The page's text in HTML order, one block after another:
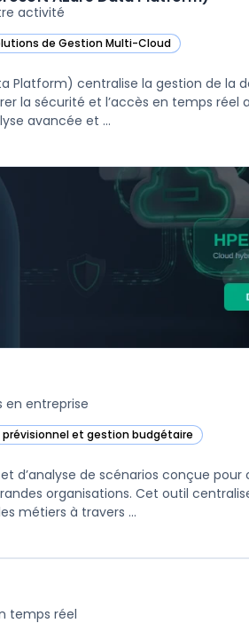
activité
Platform) dans cette catégorie
de Gestion Multi-Cloud
Intelligent Data Platform
Platform) dans cette catégorie
Platform) centralise la gestion de la
la sécurité et l’accès en temps réel
Cette plateforme réunit bases de données, outils d’analyse avancée et ...
en entreprise
prévisionnel et gestion budgétaire
catégorie
d’analyse de scénarios conçue pour
organisations. Cet outil
scénarios variés tout en prenant en compte des variables métiers à travers ...
temps réel